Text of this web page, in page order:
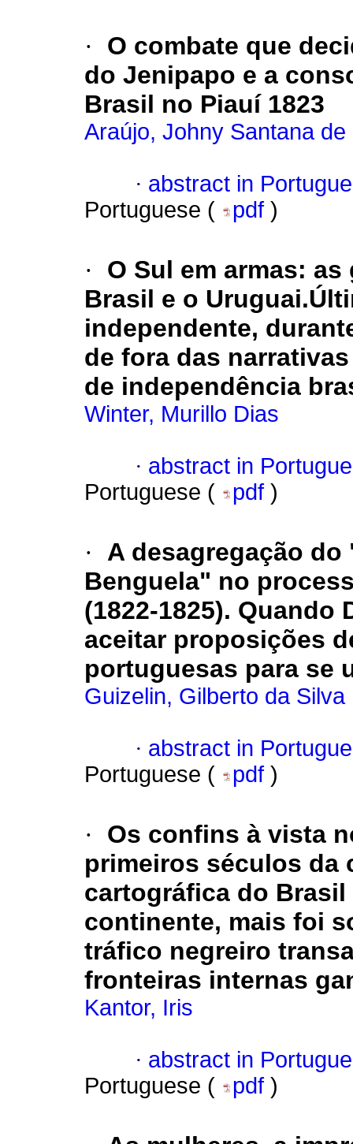
·
O combate que
do Jenipapo e a
Brasil no Piauí 1823
Araújo, Johny Santana de
· abstract in
Portuguese (
pdf )
· O Sul em armas: as
Brasil e o
independente,
de fora das
de independência
Winter, Murillo Dias
· abstract in
Portuguese (
pdf )
·
A desagregação
Benguela" no
(1822-1825). Quando
aceitar proposições
portuguesas para se
Guizelin, Gilberto da Silva
· abstract in
Portuguese (
pdf )
·
Os confins à vista
primeiros séculos da
cartográfica do
continente, mais foi
tráfico negreiro
fronteiras internas
Kantor, Iris
· abstract in
Portuguese (
pdf )